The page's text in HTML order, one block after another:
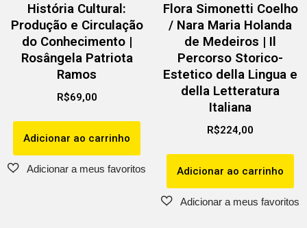
História Cultural:
Produção e Circulação
do Conhecimento |
Rosângela Patriota
Ramos
R$69,00
Adicionar ao carrinho
Flora Simonetti Coelho
/ Nara Maria Holanda
de Medeiros | Il
Percorso Storico-
Estetico della Lingua e
della Letteratura
Italiana
R$224,00
Adicionar ao carrinho